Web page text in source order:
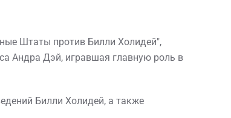
Штаты против Билли Холидей",
Андра Дэй, игравшая главную роль в
Билли Холидей, а также